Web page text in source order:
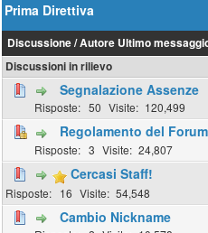
Prima Direttiva
Discussione/Autore Ultimo
Discussioni in rilievo
Segnalazione Assenze
50 120,499
Regolamento del Forum
3 24,807
Cercasi Staff!
16 54,548
Cambio Nickname